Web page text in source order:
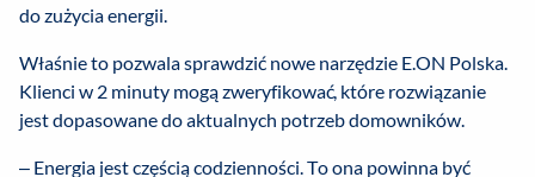
do zużycia energii.
Właśnie to pozwala sprawdzić nowe narzędzie E.ON Polska.
Klienci w 2 minuty mogą zweryfikować, które rozwiązanie
jest dopasowane do aktualnych potrzeb domowników.
– Energia jest częścią codzienności. To ona powinna być